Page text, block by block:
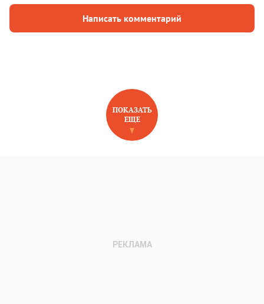
Написать комментарий
НОВОЕ НА САЙТЕ
ПОКАЗАТЬ
ЕЩЕ